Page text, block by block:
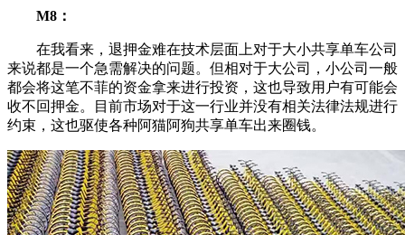
M8：
在我看来，退押金难在技术层面上对于大小共享单车公司
来说都是一个急需解决的问题。但相对于大公司，小公司一般
都会将这笔不菲的资金拿来进行投资，这也导致用户有可能会
收不回押金。目前市场对于这一行业并没有相关法律法规进行
约束，这也驱使各种阿猫阿狗共享单车出来圈钱。